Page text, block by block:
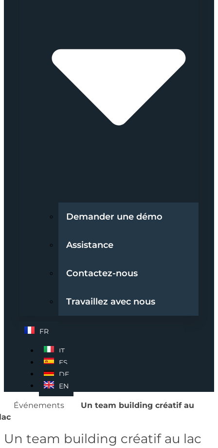
Demander une démo
Assistance
Contactez-nous
Travaillez avec nous
FR
IT
ES
DE
EN
Événements
Un team building créatif au
Un team building créatif au lac